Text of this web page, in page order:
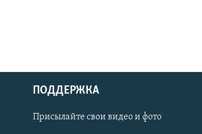
Українською
ПОДДЕРЖКА
Присылайте свои видео и фото